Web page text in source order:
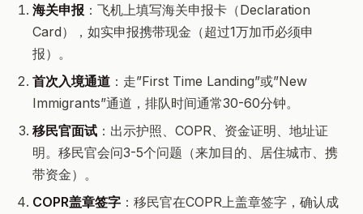
海关申报 ：飞机上填写海关申报卡（Declaration
Card），如实申报携带现金（超过1万加币必须申
报）。
首次入境通道 ：走”First Time Landing”或”New
Immigrants”通道，排队时间通常30-60分钟。
移民官面试 ：出示护照、COPR、资金证明、地址证
明。移民官会问3-5个问题（来加目的、居住城市、携
带资金）。
COPR盖章签字 ：移民官在COPR上盖章签字，确认成